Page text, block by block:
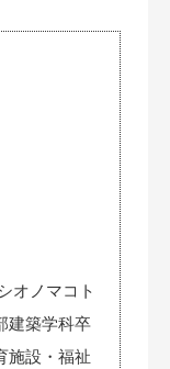
オノマコト
建築学科卒
施設・福祉